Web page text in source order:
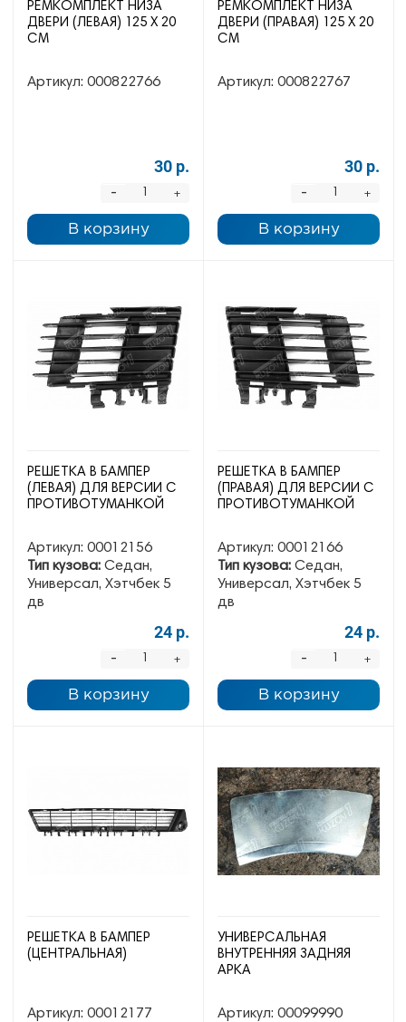
РЕМКОМПЛЕКТ НИЗА
ДВЕРИ (ЛЕВАЯ) 125 Х 20
СМ
Артикул: 000822766
30 р.
+
-
В корзину
РЕМКОМПЛЕКТ НИЗА
ДВЕРИ (ПРАВАЯ) 125 Х 20
СМ
Артикул: 000822767
30 р.
+
-
В корзину
РЕШЕТКА В БАМПЕР
(ЛЕВАЯ) ДЛЯ ВЕРСИИ С
ПРОТИВОТУМАНКОЙ
Артикул: 00012156
Тип кузова: Седан,
Универсал, Хэтчбек 5
дв
24 р.
+
-
В корзину
РЕШЕТКА В БАМПЕР
(ПРАВАЯ) ДЛЯ ВЕРСИИ С
ПРОТИВОТУМАНКОЙ
Артикул: 00012166
Тип кузова: Седан,
Универсал, Хэтчбек 5
дв
24 р.
+
-
В корзину
РЕШЕТКА В БАМПЕР
(ЦЕНТРАЛЬНАЯ)
Артикул: 00012177
УНИВЕРСАЛЬНАЯ
ВНУТРЕННЯЯ ЗАДНЯЯ
АРКА
Артикул: 00099990